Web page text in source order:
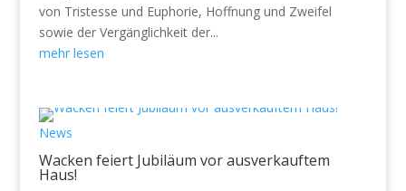
von Tristesse und Euphorie, Hoffnung und Zweifel
sowie der Vergänglichkeit der...
mehr lesen
News
Wacken feiert Jubiläum vor ausverkauftem
Haus!